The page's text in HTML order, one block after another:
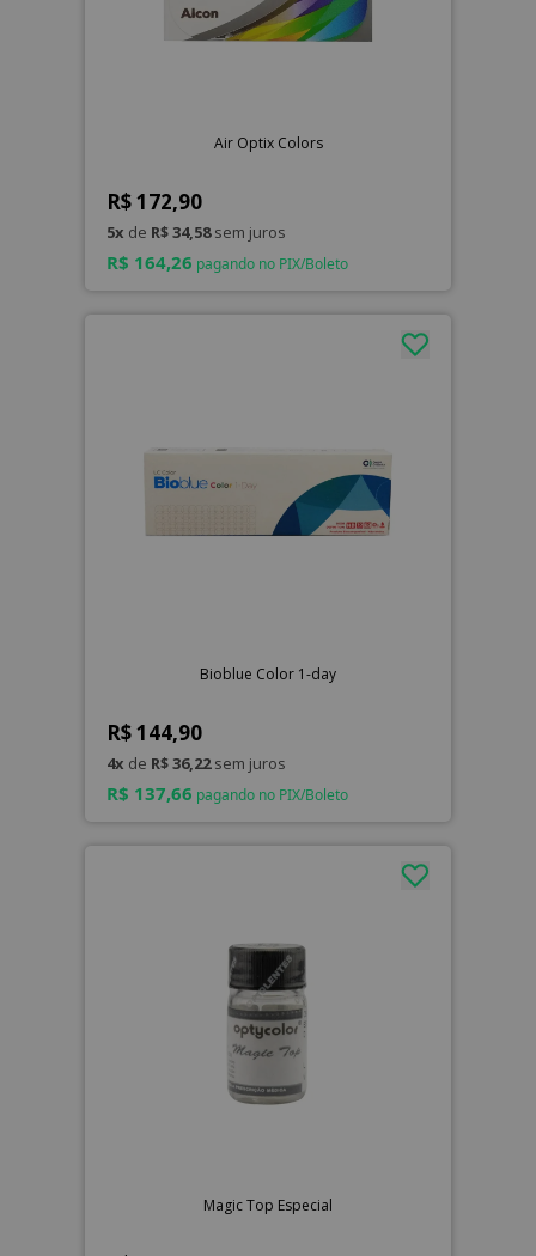
Air Optix Colors
R$ 172,90
5x de R$ 34,58sem juros
R$ 164,26 pagando no PIX/Boleto
Bioblue Color 1-day
R$ 144,90
4x de R$ 36,22sem juros
R$ 137,66 pagando no PIX/Boleto
Magic Top Especial